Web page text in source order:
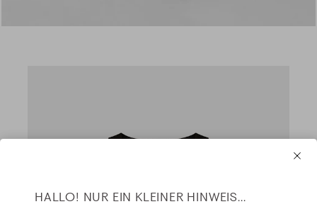
HALLO! NUR EIN KLEINER HINWEIS...